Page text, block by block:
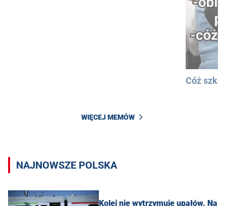
Cóż
WIĘCEJ MEMÓW
NAJNOWSZE POLSKA
Kolej nie wytrzymuje upałów. Na